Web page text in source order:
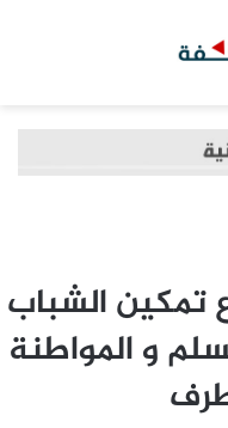
الشباب
و المواطنة